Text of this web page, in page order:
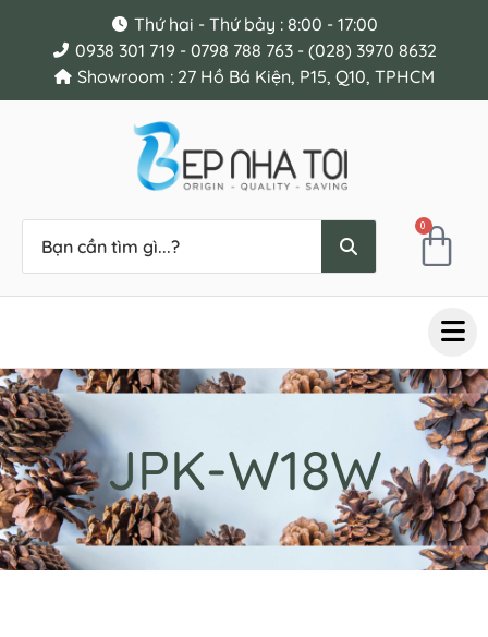
Thứ hai - Thứ bảy : 8:00 - 17:00
0938 301 719 - 0798 788 763 - (028) 3970 8632
Showroom : 27 Hồ Bá Kiện, P15, Q10, TPHCM
0
JPK-W18W